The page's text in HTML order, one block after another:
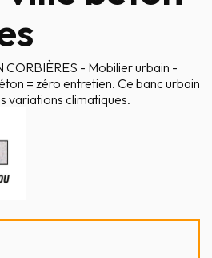
CORBIÈRES - Mobilier urbain -
= zéro entretien. Ce banc urbain
variations climatiques.